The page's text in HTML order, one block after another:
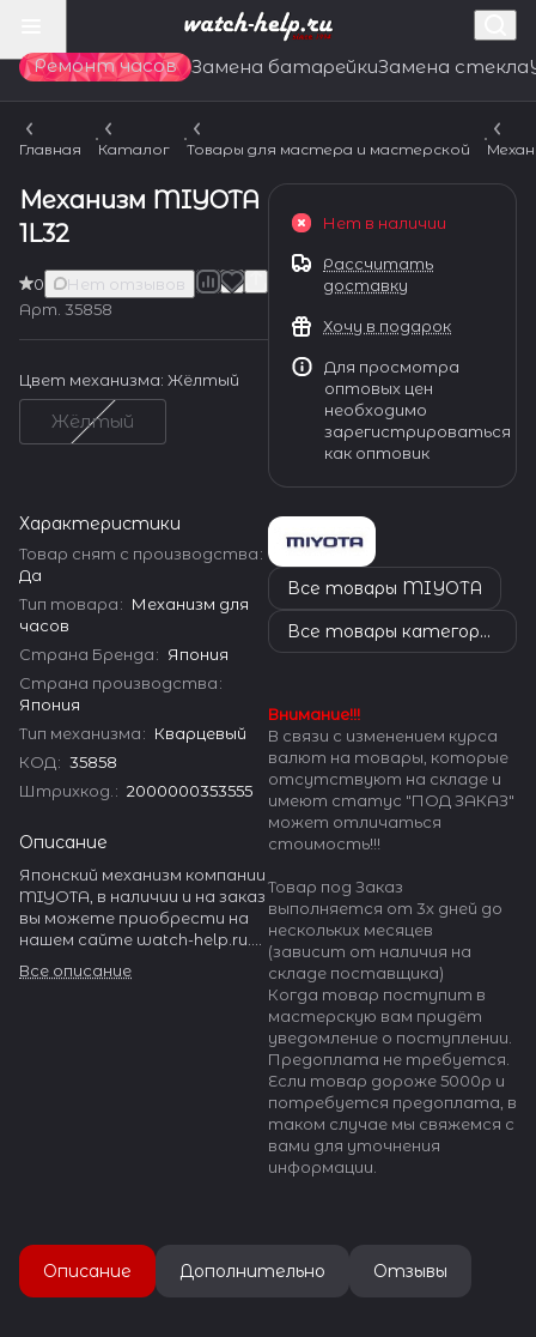
Ремонт часов Замена батарейкиЗамена стекла
Главная Каталог Товары для мастера и мастерской
Механизм MIYOTA
1L32
0
Нет отзывов
Арт. 35858
Цвет механизма: Жёлтый
Жёлтый
Характеристики
Товар снят с производства:
Да
Тип товара: Механизм для
часов
Страна Бренда: Япония
Страна производства:
Япония
Тип механизма: Кварцевый
КОД: 35858
Штрихкод. : 2000000353555
Описание
Японский механизм компании
MIYOTA, в наличии и на заказ
вы можете приобрести на
нашем сайте watch-help.ru.
огромное количество
Все описание
Нет в наличии
Рассчитать
доставку
Хочу в подарок
Для просмотра
оптовых цен
необходимо
зарегистрироваться
как оптовик
Все товары MIYOTA
Все товары категории
Внимание!!!
В связи с изменением курса
валют на товары, которые
отсутствуют на складе и
имеют статус "ПОД ЗАКАЗ"
может отличаться
стоимость!!!
Товар под Заказ
выполняется от 3х дней до
нескольких месяцев
(зависит от наличия на
складе поставщика)
Когда товар поступит в
мастерскую вам придёт
уведомление о поступлении.
Предоплата не требуется.
Если товар дороже 5000р и
потребуется предоплата, в
таком случае мы свяжемся с
вами для уточнения
информации.
Описание Дополнительно Отзывы